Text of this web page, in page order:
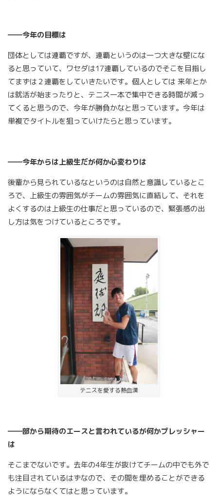
――今年の目標は
団体としては連覇ですが、連覇というのは一つ大きな壁にな
ると思っていて、ワセダは17連覇しているのでそこを目指し
てまずは２連覇をしていきたいです。個人としては 来年とか
は就活が始まったりと、テニス一本で集中できる時間が減っ
てくると思うので、今年が勝負かなと思っています。今年は
単複でタイトルを狙っていけたらと思っています。
――今年からは上級生だが何か心変わりは
後輩から見られているなというのは自然と意識しているとこ
ろで、上級生の雰囲気がチームの雰囲気に直結して、それを
よくするのは上級生の仕事だと思っているので、緊張感の出
し方は気をつけているところです。
テニスを愛する熱血漢
――部から期待のエースと言われているが何かプレッシャー
は
そこまでないです。去年の4年生が抜けてチームの中でも外で
も注目されているはずなので、その間を埋めることができる
ようにならなくてはと思っています。